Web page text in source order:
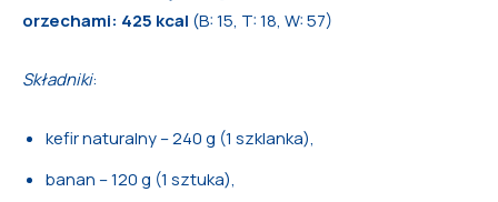
orzechami: 425 kcal (B: 15, T: 18, W: 57)
Składniki:
kefir naturalny – 240 g (1 szklanka),
banan – 120 g (1 sztuka),